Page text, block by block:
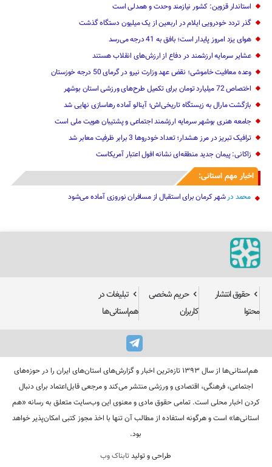
استاندار قزوین: کشور نیازمند وحدت و همدلی است
گذر تردد خودرویی ایلام در اربعین از یک میلیون دستگاه گذشت
هوای یزد امروز پایدار است؛ بافق به 41 درجه می‌رسد
عشایر سرمایه ارزشمند در دفاع از ارزش‌های انقلاب هستند
وعده معافیت خاموشی؛ نقض عهد وزارت نیرو در گرمای 50 درجه خوزستان
اختصاص 72 میلیارد تومان برای تکمیل طرح‌های ورزشی استان بوشهر
بازگشت مارال به زیستگاه تاریخی‌اش؛ آینالو آماده رهاسازی نهایی شد
جامعه هنری بوشهر سرمایه ارزشمند اجتماعی و پشتیبان هویت ملی است
ترافیک تبریز در مرز هشدار؛ تعداد خودروها 3 برابر ظرفیت معابر شد
زاکانی: پیمان جدید منطقه‌ای نشانه افول اعتبار آمریکاست
اخبار مهم استانی:
محمد درشهر کرمان برای استقبال از مسافران نوروزی آماده می‌شود
حقوق انتشار
محتوا
حریم شخصی
کاربران
تبلیغات در
هم‌استانی‌ها
هم‌استانی‌ها از سال ۱۳۹۳ تازه‌ترین اخبار و گزارش‌های استان‌های ایران را در حوزه‌های
اجتماعی، فرهنگی، اقتصادی و ورزشی منتشر می‌کند و مرجعی قابل‌اعتماد برای دنبال
کردن اخبار محلی است. تمامی حقوق مادی و معنوی این وب‌سایت متعلق به رسانه «هم
استانی‌ها» است و هرگونه استفاده از مطالب آن تنها با اخذ مجوز کتبی امکان‌پذیر خواهد
بود.
طراحی و تولیدتابناک وب